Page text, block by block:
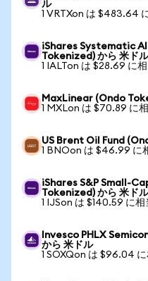
ル
1 VRTXon は $483.64
iShares Systematic
Tokenized) から 米ドル
1 IALTon は $28.69 に相
MaxLinear (Ondo
1 MXLon は $70.89 に
US Brent Oil Fund
1 BNOon は $46.99 に
iShares S&P Small-
Tokenized) から 米ドル
1 IJSon は $140.59 に相
Invesco PHLX
から 米ドル
1 SOXQon は $96.04 に